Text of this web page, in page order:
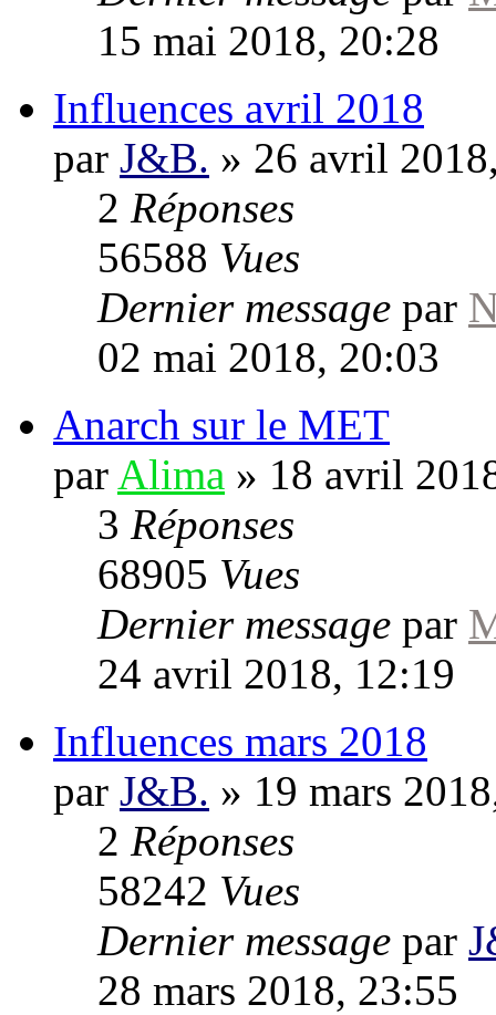
15 mai 2018, 20:28
Influences avril 2018
par J&B. » 26 avril
2 Réponses
56588 Vues
Dernier message par
02 mai 2018, 20:03
Anarch sur le MET
par Alima » 18 avril
3 Réponses
68905 Vues
Dernier message par
24 avril 2018, 12:19
Influences mars 2018
par J&B. » 19 mars
2 Réponses
58242 Vues
Dernier message par
28 mars 2018, 23:55